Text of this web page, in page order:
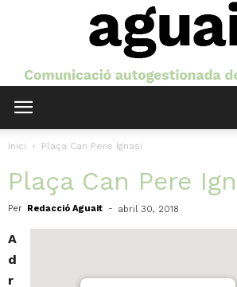
Inici Plaça Can Pere Ignasi
Plaça Can Pere
Per Redacció Aguait - abril 30, 2018
A
d
r